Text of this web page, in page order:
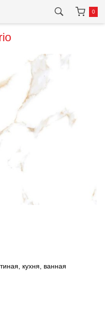
0
кухня, ванная